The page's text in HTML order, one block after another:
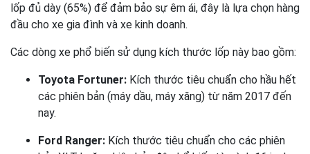
lốp đủ dày (65%) để đảm bảo sự êm ái, đây là lựa chọn hàng
đầu cho xe gia đình và xe kinh doanh.
Các dòng xe phổ biến sử dụng kích thước lốp này bao gồm:
Toyota Fortuner: Kích thước tiêu chuẩn cho hầu hết
các phiên bản (máy dầu, máy xăng) từ năm 2017 đến
nay.
Ford Ranger: Kích thước tiêu chuẩn cho các phiên